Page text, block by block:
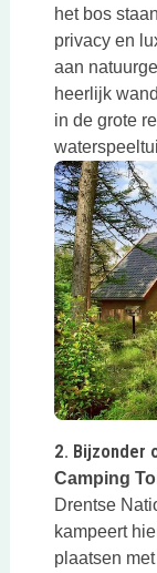
het bos
privacy en
aan
heerlijk
in de grote
2. Bijzonder
Camping
Drentse
kampeert
plaatsen